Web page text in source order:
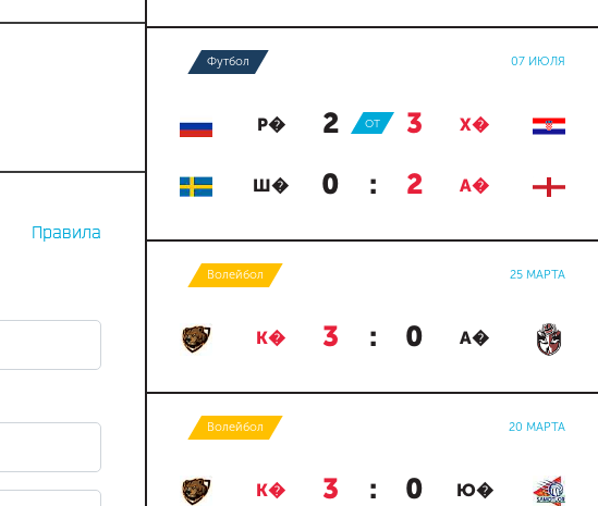
Правила
Футбол 07 ИЮЛЯ
Р� 2 : 3 Х�
ОТ
Ш� 0 : 2 А�
Волейбол 25 МАРТА
К� 3 : 0 А�
Волейбол 20 МАРТА
К� 3 : 0 Ю�